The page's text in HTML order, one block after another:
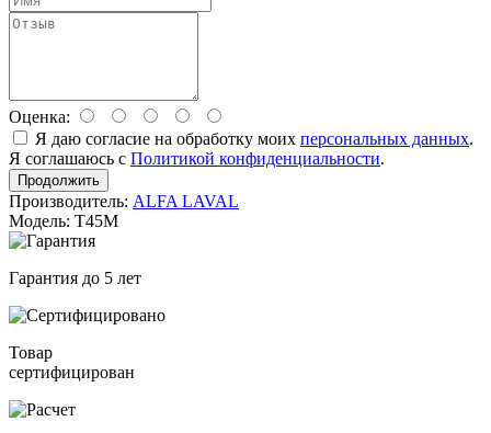
Оценка:
Я даю согласие на обработку моих персональных данных.
Я соглашаюсь с Политикой конфиденциальности.
Продолжить
Производитель: ALFA LAVAL
Модель: T45M
Гарантия до 5 лет
Товар
сертифицирован